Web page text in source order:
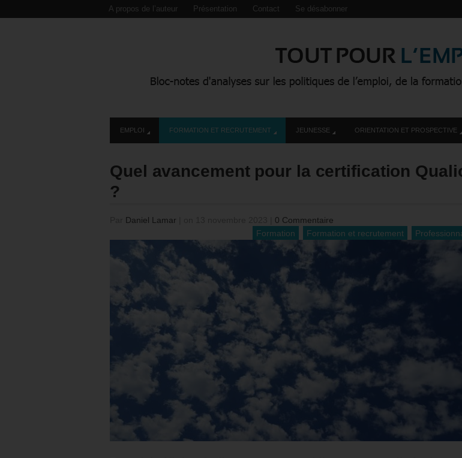
A propos de l’auteur Présentation Contact Se désabonner
EMPLOI FORMATION ET RECRUTEMENT JEUNESSE ORIENTATION ET PROSPECTIVE
Quel avancement pour la certification
?
Daniel Lamar
0 Commentaire
Formation
Formation et recrutement